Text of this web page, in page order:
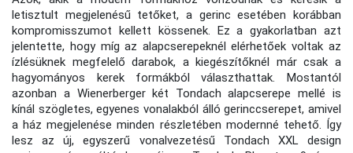
letisztult megjelenésű tetőket, a gerinc esetében korábban
kompromisszumot kellett kössenek. Ez a gyakorlatban azt
jelentette, hogy míg az alapcserepeknél elérhetőek voltak az
ízlésüknek megfelelő darabok, a kiegészítőknél már csak a
hagyományos kerek formákból választhattak. Mostantól
azonban a Wienerberger két Tondach alapcserepe mellé is
kínál szögletes, egyenes vonalakból álló gerinccserepet, amivel
a ház megjelenése minden részletében modernné tehető. Így
lesz az új, egyszerű vonalvezetésű Tondach XXL design